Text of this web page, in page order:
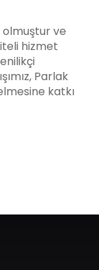
ve
hizmet
Parlak
katkı